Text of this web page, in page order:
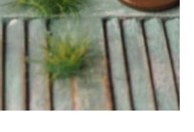
de
productpagina